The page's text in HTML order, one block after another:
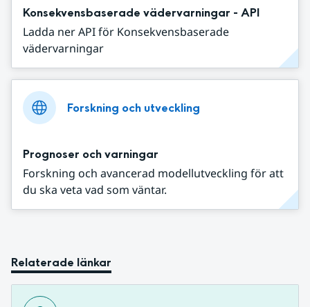
Konsekvensbaserade vädervarningar - API
Ladda ner API för Konsekvensbaserade
vädervarningar
Forskning och utveckling
Prognoser och varningar
Forskning och avancerad modellutveckling för att
du ska veta vad som väntar.
Relaterade länkar